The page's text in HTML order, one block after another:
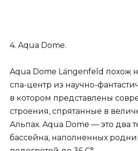
4. Aqua Dome.
Aqua Dome Längenfeld похож
спа-центр из научно-
в котором представлены
строения, спрятанные в
Альпах. Aqua Dome — это два
бассейна, наполненных